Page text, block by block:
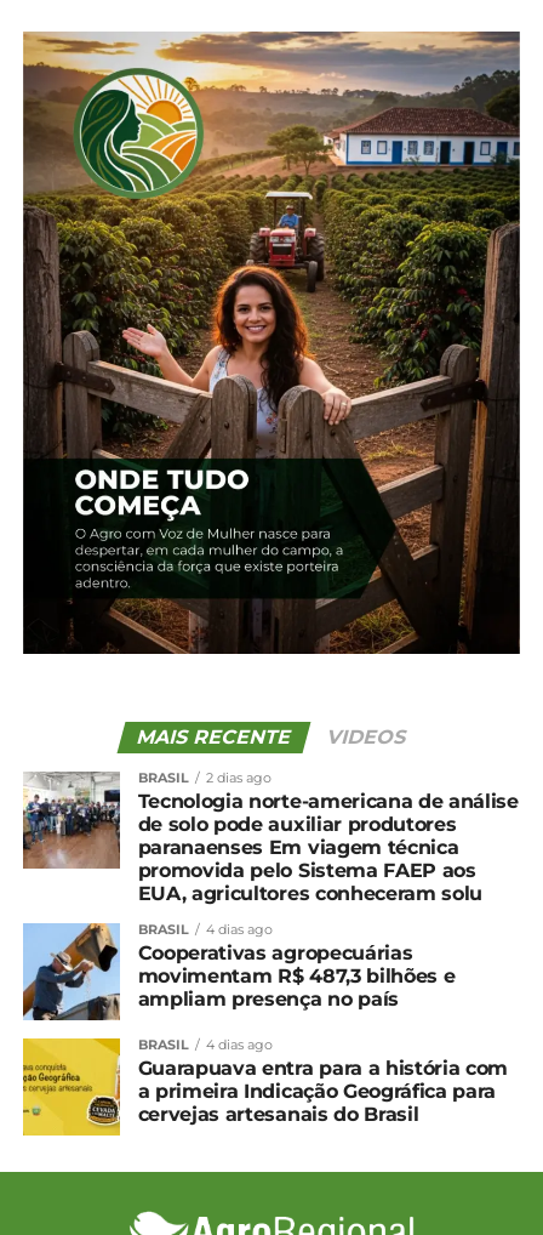
Facebook 18+
Relacionado
Desenrola Rural pode
beneficiar mais de 1
milhão de produtores
13 de fevereiro, 2025
Em "Brasil"
Programa Desenrola
Rural entra em vigor
nesta segunda-feira
24 de fevereiro, 2025
Em "Brasil"
Após atuação do Sistema
FAEP, produtor rural tem
prazo maior para negociar
multas ambientais
2 de junho, 2026
Em "Brasil"
TÓPICOS RELACIONADOS: CRÉDITO RURAL
DÍVIDAS
PRAZO
RURAL UNIÃO
UP NEXT
Sancionada lei que regulamenta a clonagem
animal
no 3° trimestre de 2024 conforme IBGE
MAIS RECENTE VIDEOS
BRASIL 2 dias ago
Tecnologia norte-americana de análise
de solo pode auxiliar produtores
paranaenses Em viagem técnica
promovida pelo Sistema FAEP aos
EUA, agricultores conheceram solu
BRASIL 4 dias ago
Cooperativas agropecuárias
movimentam R$ 487,3 bilhões e
ampliam presença no país
BRASIL 4 dias ago
Guarapuava entra para a história com
a primeira Indicação Geográfica para
cervejas artesanais do Brasil